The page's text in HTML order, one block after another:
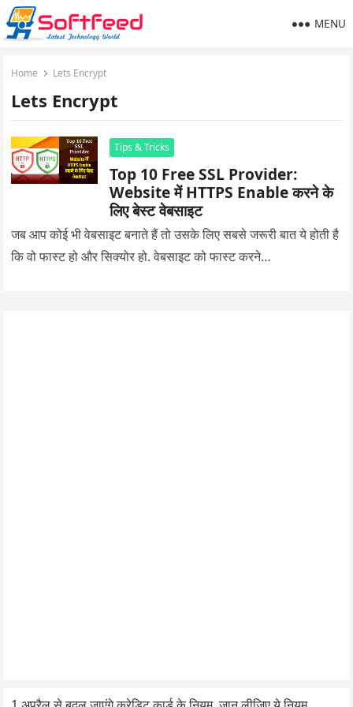
MENU
Home Lets Encrypt
Lets Encrypt
Tips & Tricks
Top 10 Free SSL Provider:
Website में HTTPS Enable करने के
लिए बेस्ट वेबसाइट
जब आप कोई भी वेबसाइट बनाते हैं तो उसके लिए सबसे जरूरी बात ये होती है
कि वो फास्ट हो और सिक्योर हो. वेबसाइट को फास्ट करने…